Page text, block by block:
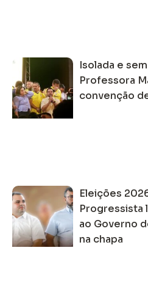
Isolada e
Professora
convenção
Eleições
Progressista
ao Governo
na chapa